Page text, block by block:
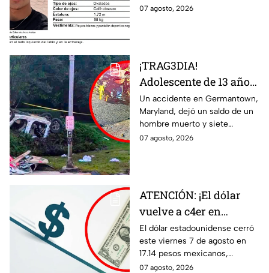
localizar al menor Luis Eduardo
07 agosto, 2026
¡TRAG3DIA!
Adolescente de 13 años
desata FATAL CHOQUE
con auto rob4do:
reportan un mu3rto y
siete menores heridos
Un accidente en Germantown,
Maryland, dejó un saldo de un
hombre muerto y siete
menores heridos luego de un
07 agosto, 2026
ATENCIÓN: ¡El dólar
vuelve a c4er en
Guanajuato! Esto cuesta
HOY 7 de agosto:
¿conviene comprar?
El dólar estadounidense cerró
este viernes 7 de agosto en
17.14 pesos mexicanos,
manteniendo una tendencia a
07 agosto, 2026